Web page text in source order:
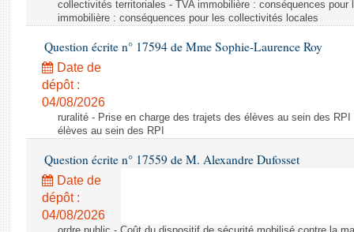
collectivités territoriales - TVA immobilière : conséquences
immobilière : conséquences pour les collectivités locales
Question écrite n° 17594 de Mme Sophie-Laurence Roy
Date de
dépôt :
04/08/2026
ruralité - Prise en charge des trajets des élèves au sein des
élèves au sein des RPI
Question écrite n° 17559 de M. Alexandre Dufosset
Date de
dépôt :
04/08/2026